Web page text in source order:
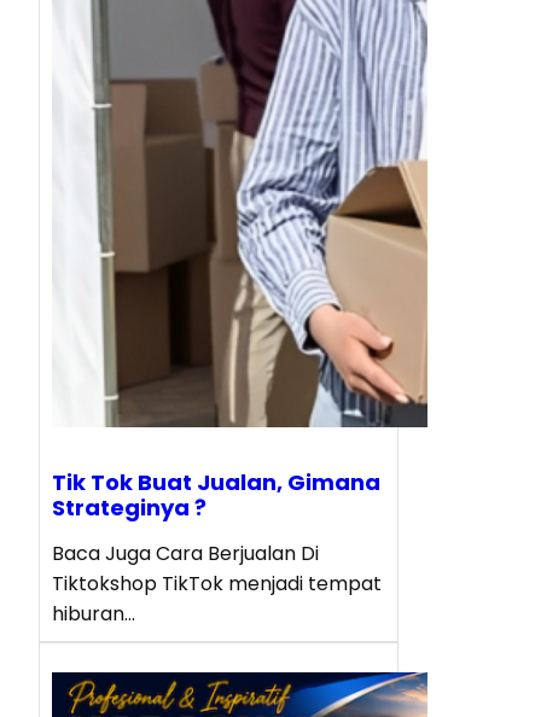
Tik Tok Buat Jualan, Gimana
Strateginya ?
Baca Juga Cara Berjualan Di
Tiktokshop TikTok menjadi tempat
hiburan…